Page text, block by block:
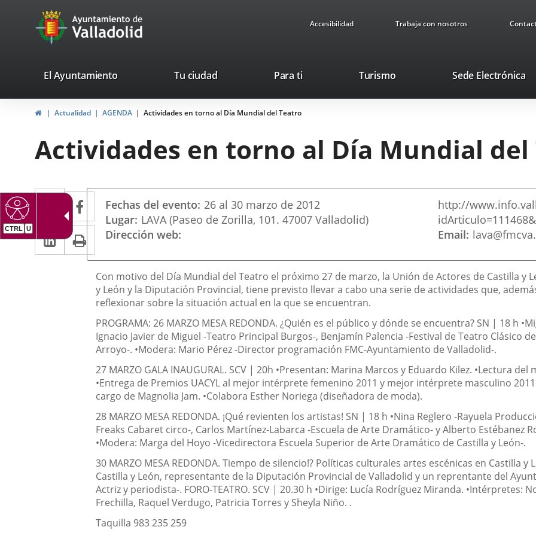
CTRL U
Portal
Web
Ayuntamiento
de
Accesibilidad Trabaja con nosotros
valladolid.es
El Ayuntamiento Tu ciudad Para ti TurismoEste
se
una
ventana
Sede Electrónica
InicioActualidad AGENDA Actividades en torno al Día Mundial del Teatro
Actividades en torno al Día Mundial del
Twitter
Enlace
una
aplicación
externa.
Facebook
Enlace
a
una
aplicación
externa.
LinkedIn
Enlace
a
aplicación
externa.
Imprimir
del
evento
Fechas del evento 26 al30 marzo de 2012
Lugar LAVA (Paseo de Zorilla, 101. 47007 Valladolid)
Dirección web
http://
Email
Descripción
Con motivo del Día Mundial del Teatro el próximo 27 de marzo, la Unión de Actores de Castilla y
y León y la Diputación Provincial, tiene previsto llevar a cabo una serie de actividades que,
reflexionar sobre la situación actual en la que se encuentran.
PROGRAMA: 26 MARZO MESA REDONDA. ¿Quién es el público y dónde se encuentra? SN | 18 h
Ignacio Javier de Miguel -Teatro Principal Burgos-, Benjamín Palencia -Festival de Teatro Clásico
Arroyo-. •Modera: Mario Pérez -Director programación FMC-Ayuntamiento de Valladolid-.
27 MARZO GALA INAUGURAL. SCV | 20h •Presentan: Marina Marcos y Eduardo Kilez. •Lectura
•Entrega de Premios UACYL al mejor intérprete femenino 2011 y mejor intérprete masculino
cargo de Magnolia Jam. •Colabora Esther Noriega (diseñadora de moda).
28 MARZO MESA REDONDA. ¡Qué revienten los artistas! SN | 18 h •Nina Reglero -Rayuela
Freaks Cabaret circo-, Carlos Martínez-Labarca -Escuela de Arte Dramático- y Alberto Estébanez
•Modera: Marga del Hoyo -Vicedirectora Escuela Superior de Arte Dramático de Castilla y León-.
30 MARZO MESA REDONDA. Tiempo de silencio!? Políticas culturales artes escénicas en Castilla y
Castilla y León, representante de la Diputación Provincial de Valladolid y un reprentante del
Actriz y periodista-. FORO-TEATRO. SCV | 20.30 h •Dirige: Lucía Rodríguez Miranda. •Intérpretes:
Frechilla, Raquel Verdugo, Patricia Torres y Sheyla Niño. .
Taquilla 983 235 259